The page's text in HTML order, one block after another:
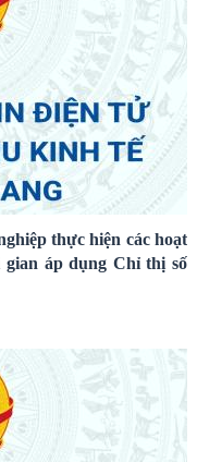
thực hiện các hoạt
áp dụng Chỉ thị số